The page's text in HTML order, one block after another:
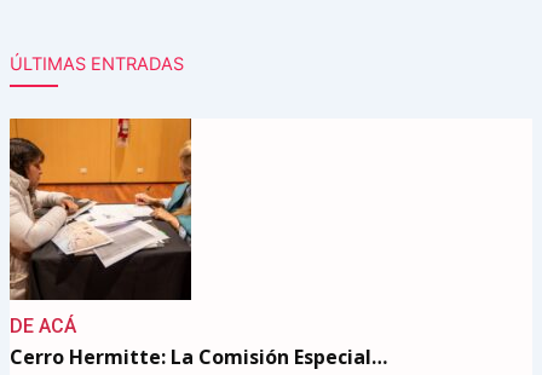
ÚLTIMAS ENTRADAS
DE ACÁ
Cerro Hermitte: La Comisión Especial…